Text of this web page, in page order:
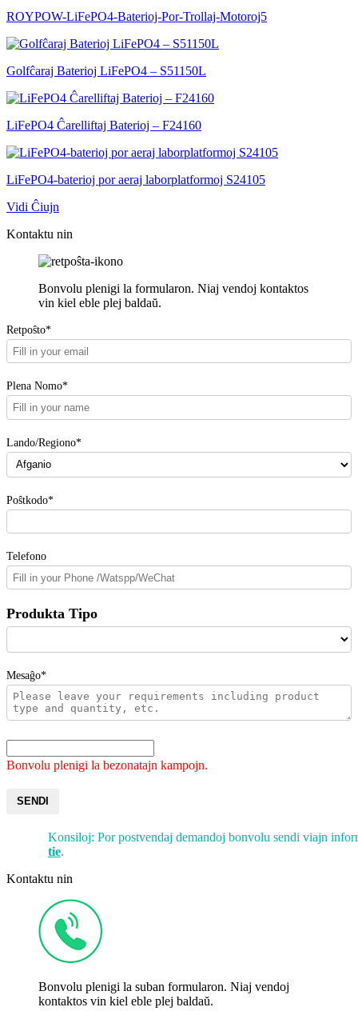
ROYPOW-LiFePO4-Baterioj-Por-Trollaj-Motoroj5
Golfĉaraj Baterioj LiFePO4 – S51150L
LiFePO4 Ĉarelliftaj Baterioj – F24160
LiFePO4-baterioj por aeraj laborplatformoj S24105
Vidi Ĉiujn
Kontaktu nin
Bonvolu plenigi la formularon. Niaj vendoj kontaktos
vin kiel eble plej baldaŭ.
Retpoŝto*
Plena Nomo*
Lando/Regiono*
Poŝtkodo*
Telefono
Produkta Tipo
Mesaĝo*
Bonvolu plenigi la bezonatajn kampojn.
SENDI
Konsiloj: Por postvendaj demandoj bonvolu sendi viajn
tie.
Kontaktu nin
Bonvolu plenigi la suban formularon. Niaj vendoj
kontaktos vin kiel eble plej baldaŭ.